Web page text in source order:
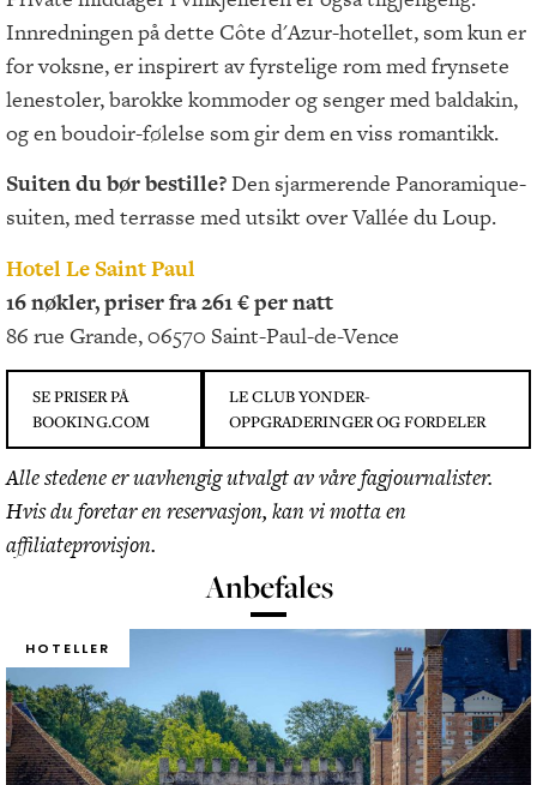
Innredningen på dette Côte d'Azur-hotellet, som kun er
for voksne, er inspirert av fyrstelige rom med frynsete
lenestoler, barokke kommoder og senger med baldakin,
og en boudoir-følelse som gir dem en viss romantikk.
Suiten du bør bestille?Den sjarmerende Panoramique-
suiten, med terrasse med utsikt over Vallée du Loup.
Hotel Le Saint Paul
16 nøkler, priser fra 261 € per natt
86 rue Grande, 06570 Saint-Paul-de-Vence
SE PRISER PÅ
BOOKING.COM
LE CLUB YONDER-
OPPGRADERINGER OG FORDELER
Alle stedene er uavhengig utvalgt av våre fagjournalister.
Hvis du foretar en reservasjon, kan vi motta en
affiliateprovisjon.
Anbefales
HOTELLER